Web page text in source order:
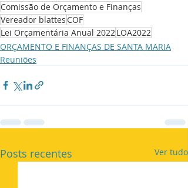
Comissão de Orçamento e Finanças
Vereador blattes COF
Lei Orçamentária Anual 2022LOA2022
ORÇAMENTO E FINANÇAS DE SANTA MARIA
Reuniões
Posts recentes Ver tudo